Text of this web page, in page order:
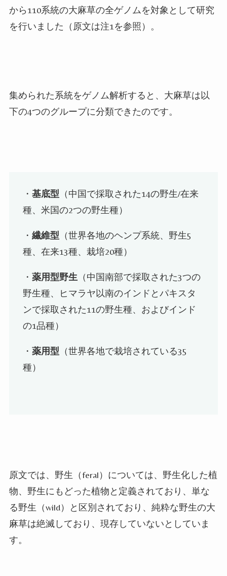
から110系統の大麻草の全ゲノムを対象として研究
を行いました（原文は注1 を参照）。
集められた系統をゲノム解析すると、大麻草は以
下の4つのグループに分類できたのです。
・ 基底型 （中国で採取された14の野生/在来
種、米国の2つの野生種）
・ 繊維型 （世界各地のヘンプ系統、野生5
種、在来13種、栽培20種）
・ 薬用型野生 （中国南部で採取された3つの
野生種、ヒマラヤ以南のインドとパキスタ
ンで採取された11の野生種、およびインド
の1品種）
・ 薬用型 （世界各地で栽培されている35
種）
原文では、野生（feral）については、野生化した植
物、野生にもどった植物と定義されており、単な
る野生（wild）と区別されており、純粋な野生の大
麻草は絶滅しており、現存していないとしていま
す。